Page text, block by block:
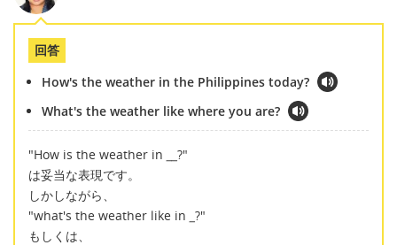
回答
How's the weather in the Philippines today?
What's the weather like where you are?
"How is the weather in
?"
は妥当な表現です。
しかしながら、
"what's the weather like in ?"
もしくは、